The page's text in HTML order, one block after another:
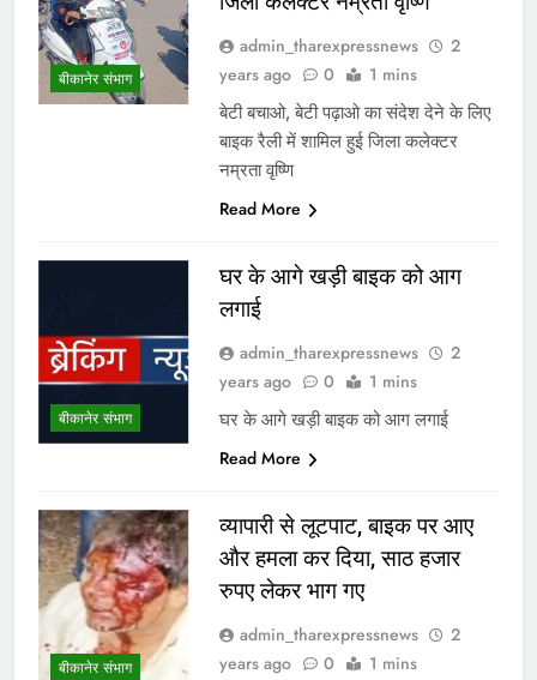
बीकानेर संभाग
admin_tharexpressnews
2
years ago
0 1 mins
बेटी बचाओ, बेटी पढ़ाओ का संदेश देने के लिए
बाइक रैली में शामिल हुई जिला कलेक्टर
नम्रता वृष्णि
Read More
बीकानेर संभाग
घर के आगे खड़ी बाइक को आग
लगाई
admin_tharexpressnews
2
years ago
0 1 mins
घर के आगे खड़ी बाइक को आग लगाई
Read More
बीकानेर संभाग
व्यापारी से लूटपाट, बाइक पर आए
और हमला कर दिया, साठ हजार
रुपए लेकर भाग गए
admin_tharexpressnews
2
years ago
0 1 mins